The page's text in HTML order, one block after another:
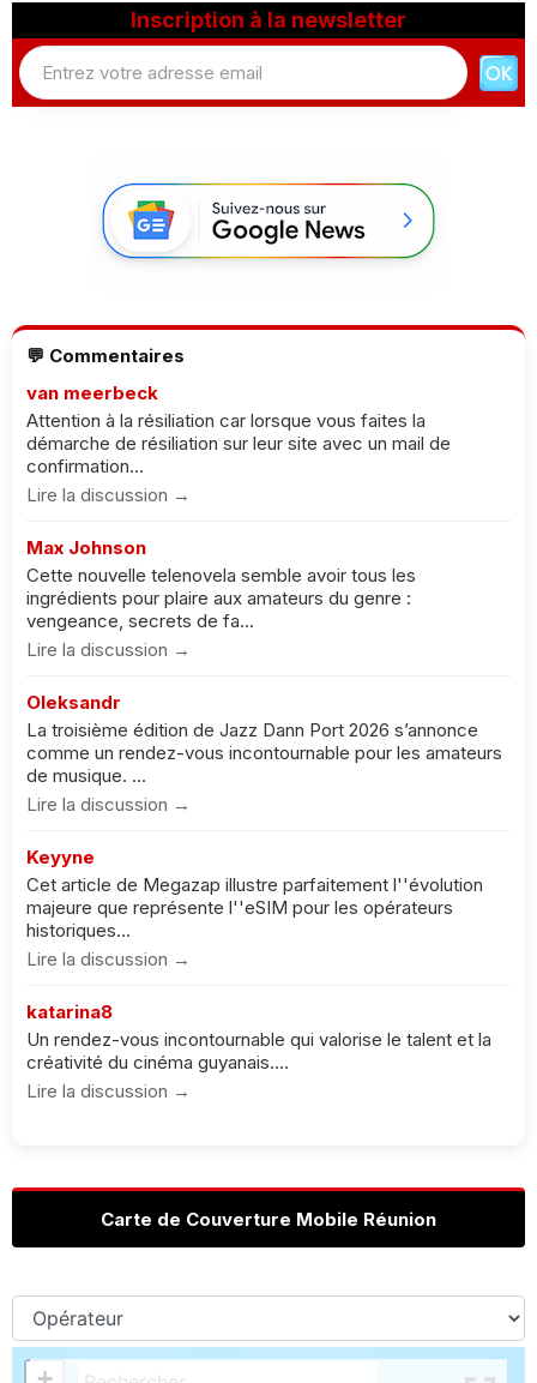
Inscription à la newsletter
💬 Commentaires
van meerbeck
Attention à la résiliation car lorsque vous faites la
démarche de résiliation sur leur site avec un mail de
confirmation...
Lire la discussion →
Max Johnson
Cette nouvelle telenovela semble avoir tous les
ingrédients pour plaire aux amateurs du genre :
vengeance, secrets de fa...
Lire la discussion →
Oleksandr
La troisième édition de Jazz Dann Port 2026 s’annonce
comme un rendez-vous incontournable pour les amateurs
de musique. ...
Lire la discussion →
Keyyne
Cet article de Megazap illustre parfaitement l''évolution
majeure que représente l''eSIM pour les opérateurs
historiques...
Lire la discussion →
katarina8
Un rendez-vous incontournable qui valorise le talent et la
créativité du cinéma guyanais....
Lire la discussion →
Carte de Couverture Mobile Réunion